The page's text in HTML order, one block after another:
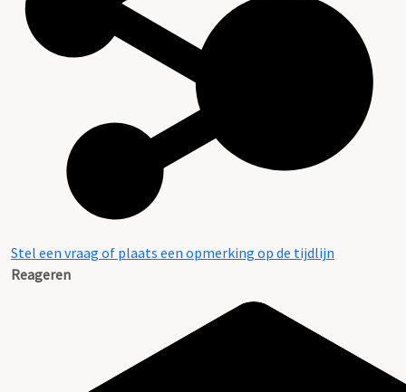
Stel een vraag of plaats een opmerking op de tijdlijn
Reageren